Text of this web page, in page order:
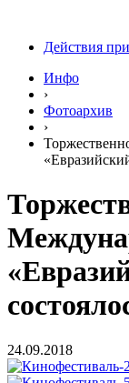
Действия
Инфо
›
Фотоархив
›
24.09.2018